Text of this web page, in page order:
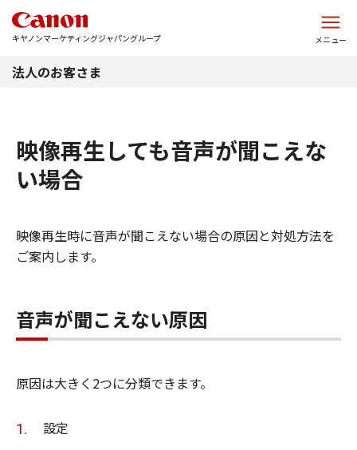
キヤノンマーケティングジャパングループ メニュー
法人のお客さま
映像再生しても音声が聞こえな
い場合
映像再生時に音声が聞こえない場合の原因と対処方法を
ご案内します。
音声が聞こえない原因
原因は大きく2つに分類できます。
設定